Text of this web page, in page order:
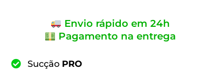
Envio rápido em 24h
Pagamento na entrega
Sucção PRO